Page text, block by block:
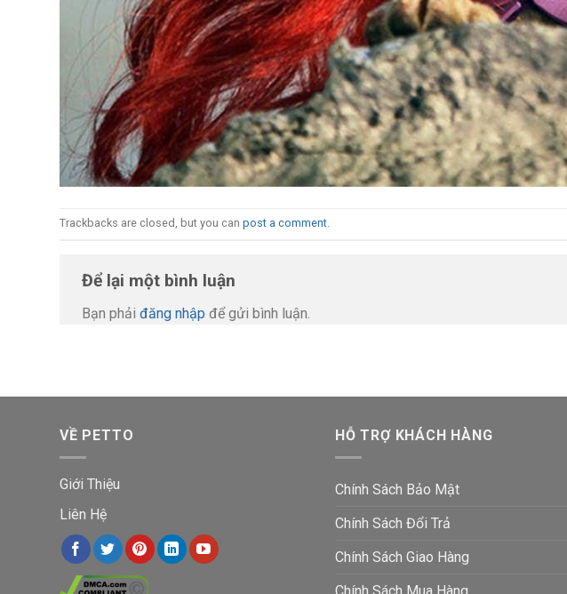
Trackbacks are closed, but you can post a comment
Để lại một bình luận
Bạn phải đăng nhập để gửi bình luận.
VỀ PETTO
Giới Thiệu
Liên Hệ
HỖ TRỢ KHÁCH HÀNG
Chính Sách Bảo Mật
Chính Sách Đổi Trả
Chính Sách Giao Hàng
Chính Sách Mua Hàng